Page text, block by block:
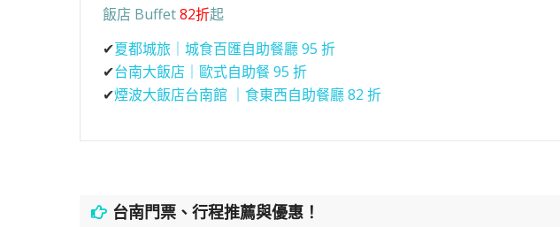
飯店 Buffet82折起
✔夏都城旅｜城食百匯自助餐廳 95 折
✔台南大飯店｜歐式自助餐 95 折
✔煙波大飯店台南館 ｜食東西自助餐廳 82 折
台南門票、行程推薦與優惠！